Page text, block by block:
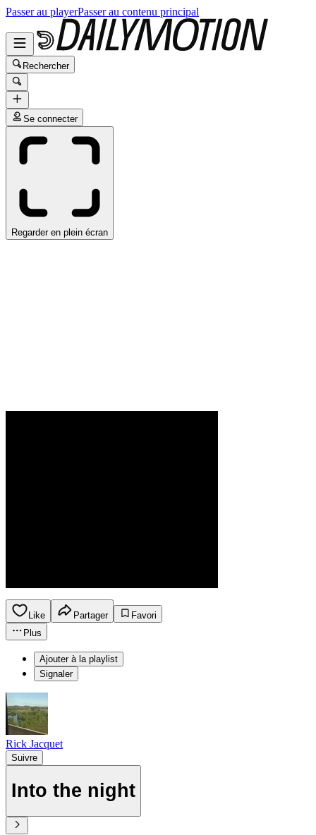
Passer au playerPasser au contenu principal
Rechercher
Se connecter
Regarder en plein écran
Like Partager
Favori
Plus
Ajouter à la playlist
Signaler
Rick Jacquet
Suivre
Into the night